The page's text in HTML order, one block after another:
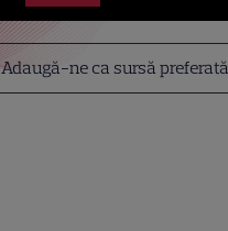
Adaugă-ne ca sursă